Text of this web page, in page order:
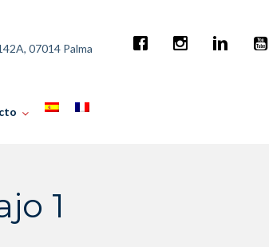
07014 Palma
1